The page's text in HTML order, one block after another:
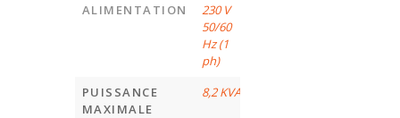
ALIMENTATION
230 V
50/60
Hz (1
ph)
PUISSANCE
MAXIMALE
8,2 KVA